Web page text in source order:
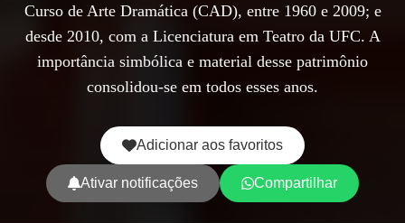
Curso de Arte Dramática (CAD), entre 1960 e 2009; e
desde 2010, com a Licenciatura em Teatro da UFC. A
importância simbólica e material desse patrimônio
consolidou-se em todos esses anos.
Adicionar aos favoritos
Ativar notificações Compartilhar